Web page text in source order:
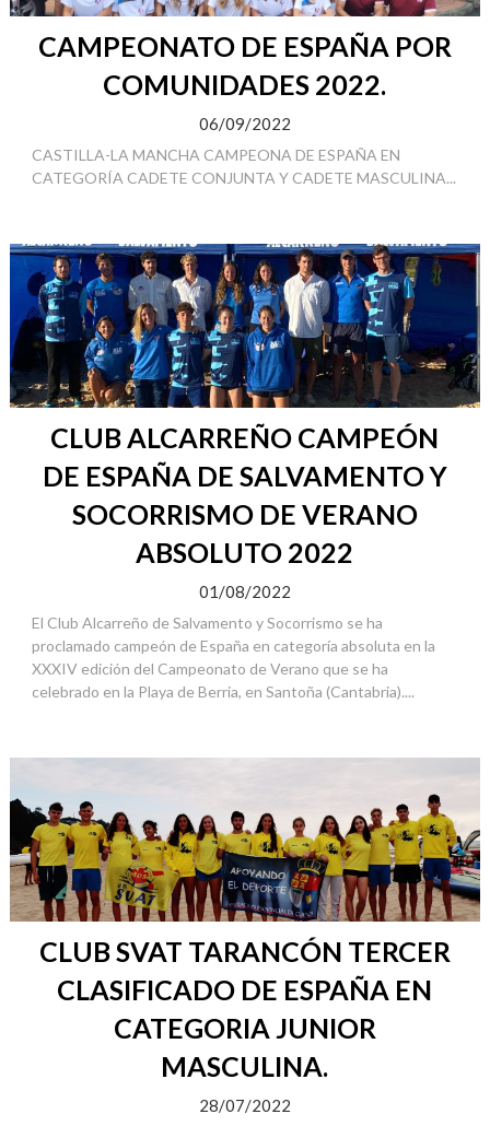
CAMPEONATO DE ESPAÑA POR
COMUNIDADES 2022.
06/09/2022
CASTILLA-LA MANCHA CAMPEONA DE ESPAÑA EN
CATEGORÍA CADETE CONJUNTA Y CADETE MASCULINA...
CLUB ALCARREÑO CAMPEÓN
DE ESPAÑA DE SALVAMENTO Y
SOCORRISMO DE VERANO
ABSOLUTO 2022
01/08/2022
El Club Alcarreño de Salvamento y Socorrismo se ha
proclamado campeón de España en categoría absoluta en la
XXXIV edición del Campeonato de Verano que se ha
celebrado en la Playa de Berria, en Santoña (Cantabria)....
CLUB SVAT TARANCÓN TERCER
CLASIFICADO DE ESPAÑA EN
CATEGORIA JUNIOR
MASCULINA.
28/07/2022